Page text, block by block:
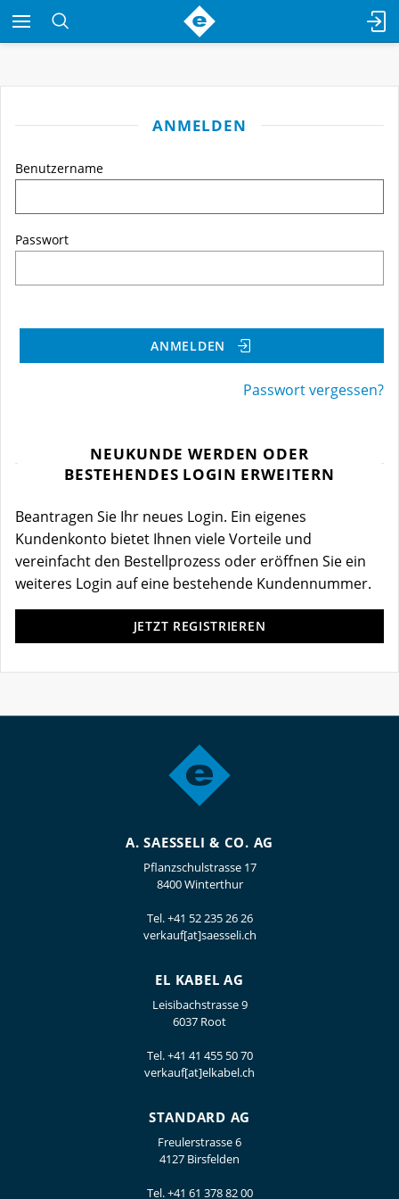
ANMELDEN
Benutzername
Passwort
ANMELDEN
Passwort vergessen?
NEUKUNDE WERDEN ODER
BESTEHENDES LOGIN ERWEITERN
Beantragen Sie Ihr neues Login. Ein eigenes
Kundenkonto bietet Ihnen viele Vorteile und
vereinfacht den Bestellprozess oder eröffnen Sie ein
weiteres Login auf eine bestehende Kundennummer.
JETZT REGISTRIEREN
A. SAESSELI & CO. AG
Pflanzschulstrasse 17
8400 Winterthur
Tel.+41 52 235 26 26
verkauf[at]saesseli.ch
EL KABEL AG
Leisibachstrasse 9
6037 Root
Tel.+41 41 455 50 70
verkauf[at]elkabel.ch
STANDARD AG
Freulerstrasse 6
4127 Birsfelden
Tel.+41 61 378 82 00